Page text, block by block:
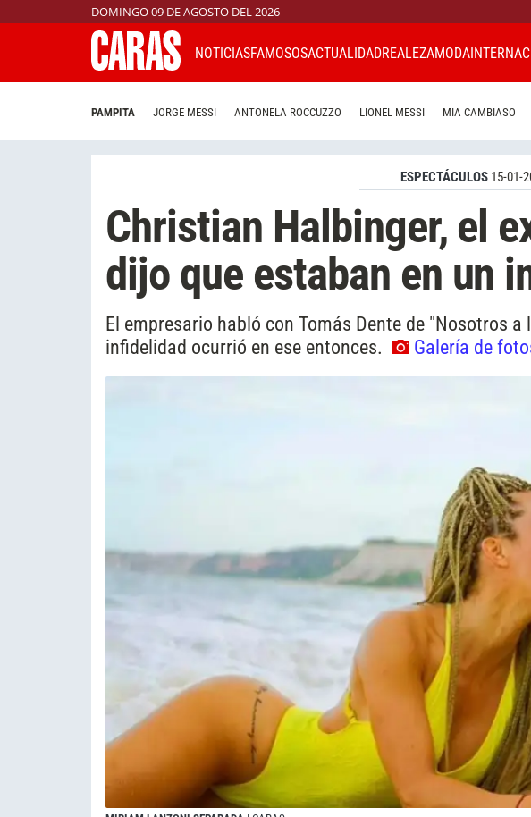
DOMINGO 09 DE AGOSTO DEL 2026
NOTICIASFAMOSOSACTUALIDADREALEZAMODA
PAMPITA JORGE MESSI ANTONELA ROCCUZZO LIONEL MESSI MIA CAMBIASO
ESPECTÁCULOS 15-01-
Christian Halbinger, el
dijo que estaban en un
El empresario habló con Tomás Dente de "Nosotros
infidelidad ocurrió en ese entonces.
Galería de